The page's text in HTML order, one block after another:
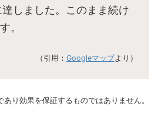
しました。このまま続け
。
（引用： Googleマップより）
り効果を保証するものではありません。